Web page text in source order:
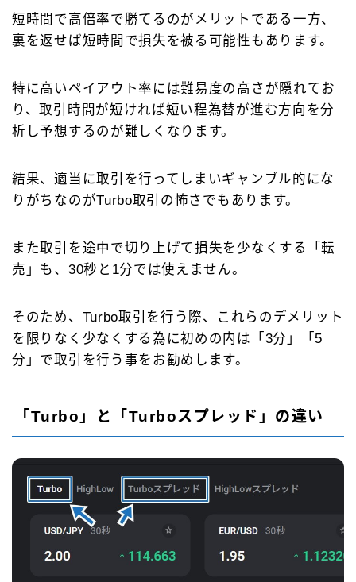
短時間で高倍率で勝てるのがメリットである一方、
裏を返せば短時間で損失を被る可能性もあります。
特に高いペイアウト率には難易度の高さが隠れてお
り、取引時間が短ければ短い程為替が進む方向を分
析し予想するのが難しくなります。
結果、適当に取引を行ってしまいギャンブル的にな
りがちなのがTurbo取引の怖さでもあります。
また取引を途中で切り上げて損失を少なくする「転
売」も、30秒と1分では使えません。
そのため、Turbo取引を行う際、これらのデメリット
を限りなく少なくする為に初めの内は「3分」「5
分」で取引を行う事をお勧めします。
「Turbo」と「Turboスプレッド」の違い